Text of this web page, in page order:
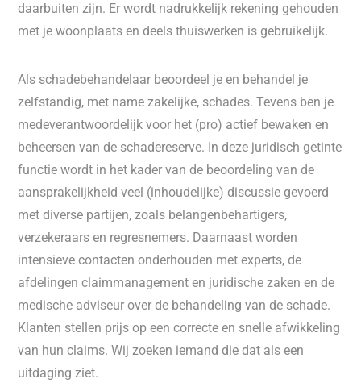
daarbuiten zijn. Er wordt nadrukkelijk rekening gehouden
met je woonplaats en deels thuiswerken is gebruikelijk.
Als schadebehandelaar beoordeel je en behandel je
zelfstandig, met name zakelijke, schades. Tevens ben je
medeverantwoordelijk voor het (pro) actief bewaken en
beheersen van de schadereserve. In deze juridisch getinte
functie wordt in het kader van de beoordeling van de
aansprakelijkheid veel (inhoudelijke) discussie gevoerd
met diverse partijen, zoals belangenbehartigers,
verzekeraars en regresnemers. Daarnaast worden
intensieve contacten onderhouden met experts, de
afdelingen claimmanagement en juridische zaken en de
medische adviseur over de behandeling van de schade.
Klanten stellen prijs op een correcte en snelle afwikkeling
van hun claims. Wij zoeken iemand die dat als een
uitdaging ziet.